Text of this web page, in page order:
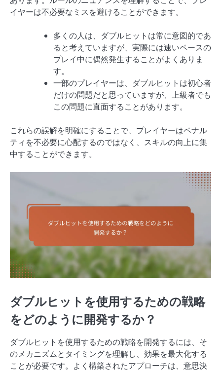
イヤーは不必要なミスを避けることができます。
多くの人は、ダブルヒットは常に意図的であ
ると考えていますが、実際には速いペースの
プレイ中に偶然発生することがよくありま
す。
一部のプレイヤーは、ダブルヒットは初心者
だけの問題だと思っていますが、上級者でも
この問題に直面することがあります。
これらの誤解を明確にすることで、プレイヤーはペナル
ティを不必要に心配するのではなく、スキルの向上に集
中することができます。
ダブルヒットを使用するための戦略
をどのように開発するか？
ダブルヒットを使用するための戦略を開発するには、そ
のメカニズムとタイミングを理解し、効果を最大化する
ことが必要です。よく構築されたアプローチは、意思決